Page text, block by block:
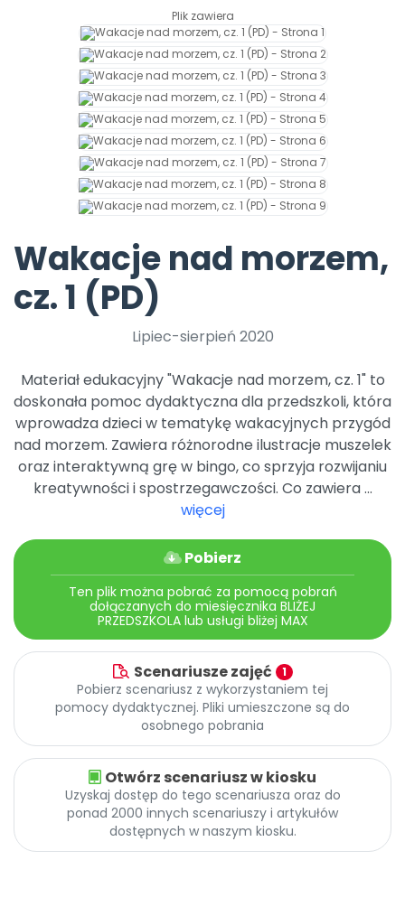
Pomoc
Plik zawiera
Wakacje nad morzem,
cz. 1 (PD)
Lipiec-sierpień 2020
Materiał edukacyjny "Wakacje nad morzem, cz. 1" to
doskonała pomoc dydaktyczna dla przedszkoli, która
wprowadza dzieci w tematykę wakacyjnych przygód
nad morzem. Zawiera różnorodne ilustracje muszelek
oraz interaktywną grę w bingo, co sprzyja rozwijaniu
kreatywności i spostrzegawczości. Co zawiera ...
więcej
Pobierz
Ten plik można pobrać za pomocą pobrań
dołączanych do miesięcznika BLIŻEJ
PRZEDSZKOLA lub usługi bliżej MAX
Scenariusze zajęć 1
Pobierz scenariusz z wykorzystaniem tej
pomocy dydaktycznej. Pliki umieszczone są do
osobnego pobrania
Otwórz scenariusz w kiosku
Uzyskaj dostęp do tego scenariusza oraz do
ponad 2000 innych scenariuszy i artykułów
dostępnych w naszym kiosku.